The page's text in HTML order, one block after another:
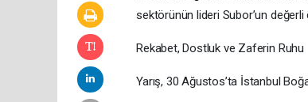
sektörünün lideri Subor’un değerli
Rekabet, Dostluk ve Zaferin Ruhu
Yarış, 30 Ağustos’ta İstanbul